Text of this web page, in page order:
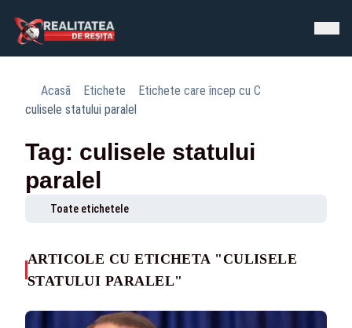
Acasă Etichete
Etichete care încep cu C
culisele statului paralel
Tag: culisele statului
paralel
Toate etichetele
ARTICOLE CU ETICHETA "CULISELE
STATULUI PARALEL"